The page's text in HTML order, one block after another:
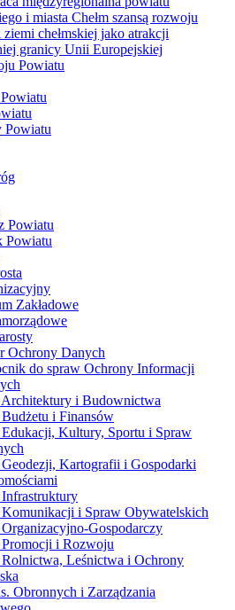
i miasta Chełm szansą rozwoju
chełmskiej jako atrakcji
granicy Unii Europejskiej
Powiatu
Powiatu
Powiatu
Powiatu
Zakładowe
Ochrony Danych
do spraw Ochrony Informacji
Architektury i Budownictwa
Budżetu i Finansów
Edukacji, Kultury, Sportu i Spraw
Geodezji, Kartografii i Gospodarki
Infrastruktury
Komunikacji i Spraw Obywatelskich
Organizacyjno-Gospodarczy
Promocji i Rozwoju
Rolnictwa, Leśnictwa i Ochrony
Obronnych i Zarządzania